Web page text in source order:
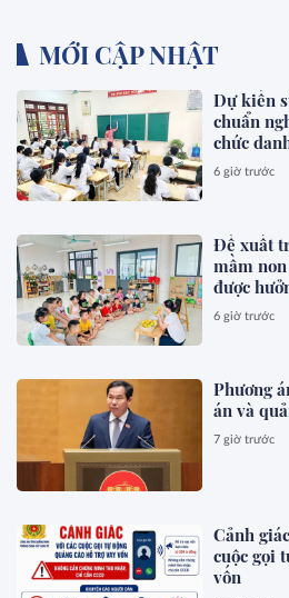
MỚI CẬP NHẬT
Dự kiến
chuẩn
chức
6 giờ trước
Đề xuất
mầm
được
6 giờ trước
Phương
án và
7 giờ trước
Cảnh
cuộc gọi
vốn